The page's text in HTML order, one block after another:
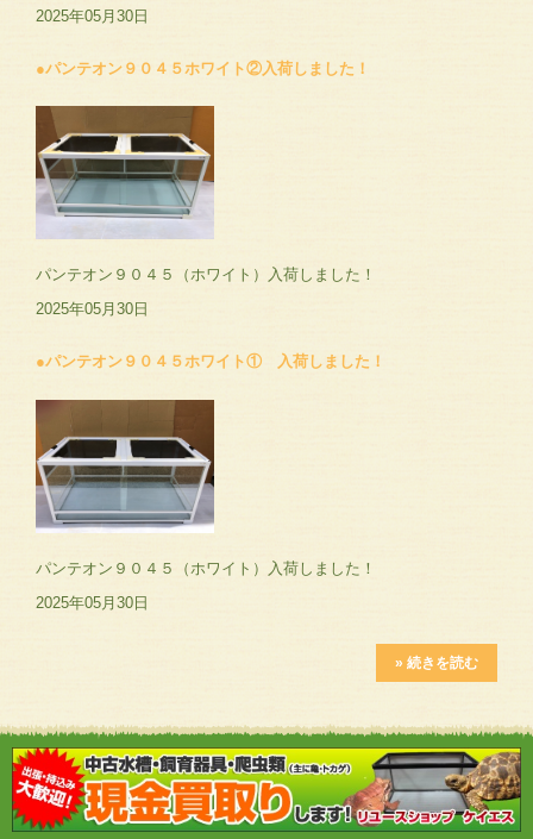
2025年05月30日
●パンテオン９０４５ホワイト②入荷しました！
パンテオン９０４５（ホワイト）入荷しました！
2025年05月30日
●パンテオン９０４５ホワイト① 入荷しました！
パンテオン９０４５（ホワイト）入荷しました！
2025年05月30日
» 続きを読む